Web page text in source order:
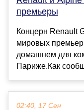
премьеры
Концерн Renault
мировых
домашнем для
Париже.Как
02:40, 17 Сен